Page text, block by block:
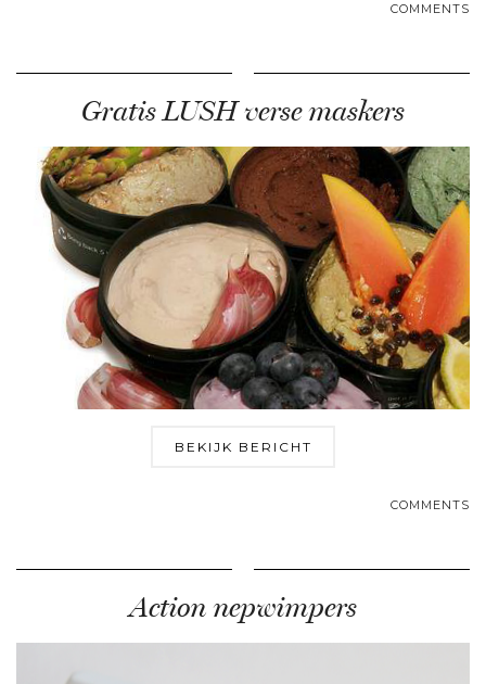
COMMENTS
Gratis LUSH verse maskers
BEKIJK BERICHT
COMMENTS
Action nepwimpers